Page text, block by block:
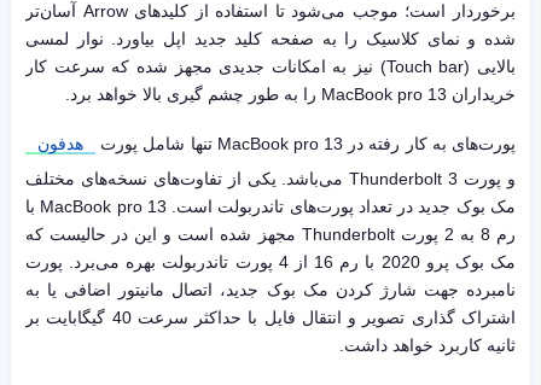
برخوردار است؛ موجب می‌شود تا استفاده از کلیدهای Arrow آسان‌تر
شده و نمای کلاسیک را به صفحه کلید جدید اپل بیاورد. نوار لمسی
بالایی (Touch bar) نیز به امکانات جدیدی مجهز شده که سرعت کار
خریداران MacBook pro 13 را به طور چشم گیری بالا خواهد برد.
پورت‌های به کار رفته در MacBook pro 13 تنها شامل پورت
هدفون
و پورت Thunderbolt 3 می‌باشد. یکی از تفاوت‌های نسخه‌های مختلف
مک بوک جدید در تعداد پورت‌های تاندربولت است. MacBook pro 13 با
رم 8 به 2 پورت Thunderbolt مجهز شده است و این در حالیست که
مک بوک پرو 2020 با رم 16 از 4 پورت تاندربولت بهره می‌برد. پورت
نامبرده جهت شارژ کردن مک بوک جدید، اتصال مانیتور اضافی یا به
اشتراک گذاری تصویر و انتقال فایل با حداکثر سرعت 40 گیگابایت بر
ثانیه کاربرد خواهد داشت.